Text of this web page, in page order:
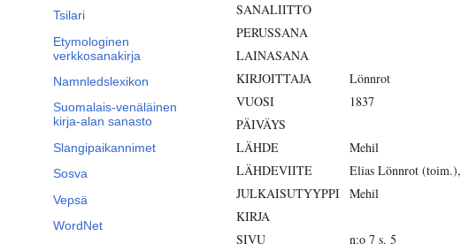
Tsilari
Etymologinen
verkkosanakirja
Namnledslexikon
Suomalais-venäläinen
kirja-alan sanasto
Slangipaikannimet
Sosva
Vepsä
WordNet
SANALIITTO
PERUSSANA
LAINASANA
KIRJOITTAJA
Lönnrot
VUOSI
1837
PÄIVÄYS
LÄHDE
Mehil
LÄHDEVIITE
Elias Lönnrot (toim.),
JULKAISUTYYPPI Mehil
KIRJA
SIVU
n:o 7 s. 5